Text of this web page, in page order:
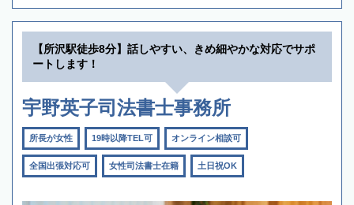
【所沢駅徒歩8分】話しやすい、きめ細やかな対応でサポ
ートします！
宇野英子司法書士事務所
所長が女性 19時以降TEL可 オンライン相談可
全国出張対応可 女性司法書士在籍 土日祝OK